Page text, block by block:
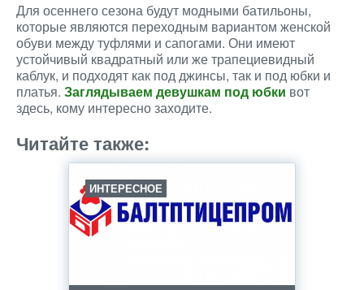
Для осеннего сезона будут модными батильоны,
которые являются переходным вариантом женской
обуви между туфлями и сапогами. Они имеют
устойчивый квадратный или же трапециевидный
каблук, и подходят как под джинсы, так и под юбки и
платья. Заглядываем девушкам под юбки вот
здесь, кому интересно заходите.
Читайте также:
ИНТЕРЕСНОЕ